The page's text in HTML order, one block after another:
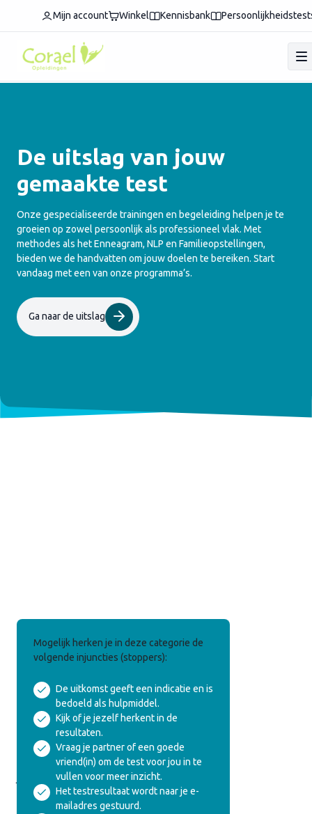
Mijn account Winkel Kennisbank
De uitslag van jouw
gemaakte test
Onze gespecialiseerde trainingen en begeleiding helpen je te
groeien op zowel persoonlijk als professioneel vlak. Met
methodes als het Enneagram, NLP en Familieopstellingen,
bieden we de handvatten om jouw doelen te bereiken. Start
vandaag met een van onze programma’s.
Ga naar de uitslag
Veelgebruikte
Egotoestanden
gemaild.
Mogelijk herken je in deze categorie de
volgende injuncties (stoppers):
De uitkomst geeft een indicatie en is
bedoeld als hulpmiddel.
Kijk of je jezelf herkent in de
resultaten.
Vraag je partner of een goede
vriend(in) om de test voor jou in te
vullen voor meer inzicht.
Het testresultaat wordt naar je e-
mailadres gestuurd.